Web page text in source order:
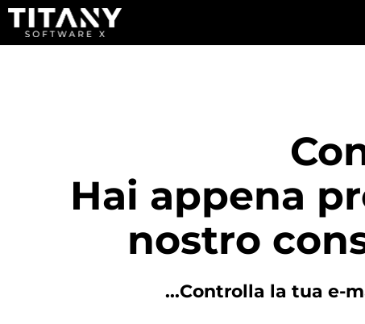
Hai appena
nostro
...Controlla la tua e-